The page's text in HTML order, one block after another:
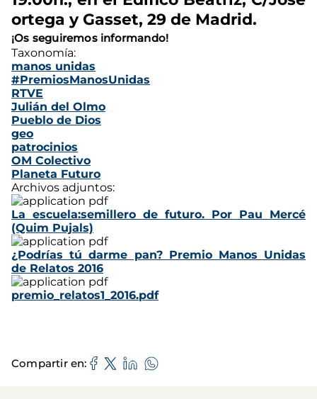
ortega y Gasset, 29 de Madrid.
¡Os seguiremos informando!
Taxonomía:
manos unidas
#PremiosManosUnidas
RTVE
Julián del Olmo
Pueblo de Dios
geo
patrocinios
OM Colectivo
Planeta Futuro
Archivos adjuntos:
La escuela:semillero de futuro. Por Pau Mercé
(Quim Pujals)
¿Podrías tú darme pan? Premio Manos Unidas
de Relatos 2016
premio_relatos1_2016.pdf
Compartir en